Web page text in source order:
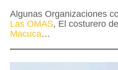
Algunas Organizaciones
Las OMAS, El costurero
Macuca…